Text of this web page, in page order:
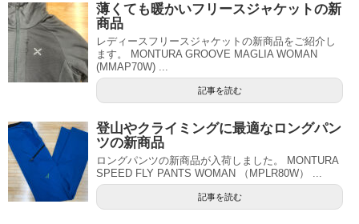
薄くても暖かいフリースジャケットの新
商品
レディースフリースジャケットの新商品をご紹介し
ます。 MONTURA GROOVE MAGLIA WOMAN
(MMAP70W) ...
記事を読む
登山やクライミングに最適なロングパン
ツの新商品
ロングパンツの新商品が入荷しました。 MONTURA
SPEED FLY PANTS WOMAN （MPLR80W） ...
記事を読む